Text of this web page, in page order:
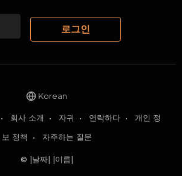
로그인
Korean
• 회사 소개 • 자귀 • 연락하다 • 개인 정
보 정책 • 자주하는 질문
© |날짜| |이름|